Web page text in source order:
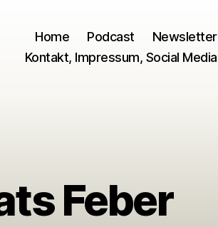
Home Podcast
Newsletter
Kontakt, Impressum, Social Media
Feber